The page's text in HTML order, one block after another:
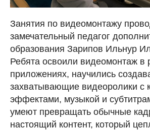
Занятия по видеомонтажу
замечательный педагог
образования Зарипов Ильнур
Ребята освоили видеомонтаж в
приложениях, научились
захватывающие видеоролики с
эффектами, музыкой и
умеют превращать обычные
настоящий контент, который